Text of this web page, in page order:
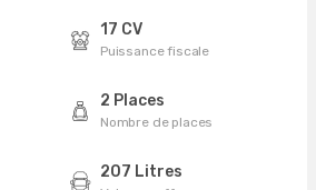
17 CV
Puissance fiscale
2 Places
Nombre de places
207 Litres